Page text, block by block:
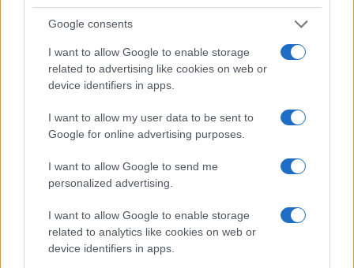
Google consents
I want to allow Google to enable storage
related to advertising like cookies on web or
device identifiers in apps.
I want to allow my user data to be sent to
Google for online advertising purposes.
I want to allow Google to send me
personalized advertising.
I want to allow Google to enable storage
related to analytics like cookies on web or
device identifiers in apps.
NECROLOGIE
Mario Malu
Paolo Pinna